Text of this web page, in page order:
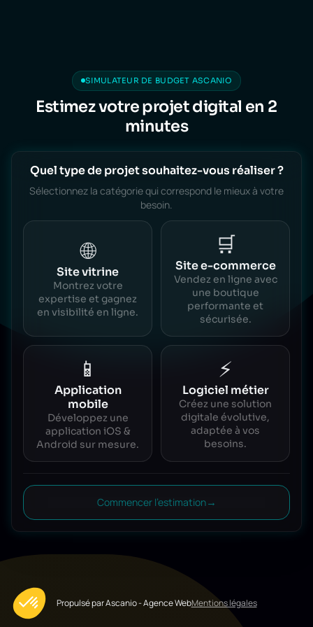
SIMULATEUR DE BUDGET ASCANIO
Estimez votre projet digital en 2
minutes
Quel type de projet souhaitez-vous réaliser ?
Sélectionnez la catégorie qui correspond le mieux à votre
besoin.
🌐
Site vitrine
Montrez votre
expertise et gagnez
en visibilité en ligne.
🛒
Site e-commerce
Vendez en ligne avec
une boutique
performante et
sécurisée.
📱
Application
mobile
Développez une
application iOS &
Android sur mesure.
⚡
Logiciel métier
Créez une solution
digitale évolutive,
adaptée à vos
besoins.
Commencer l'estimation→
Propulsé par Ascanio - Agence WebMentions légales